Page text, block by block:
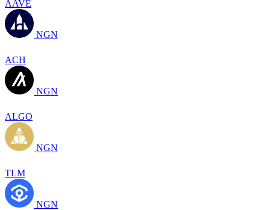
AAVE
NGN
ACH
NGN
ALGO
NGN
TLM
NGN